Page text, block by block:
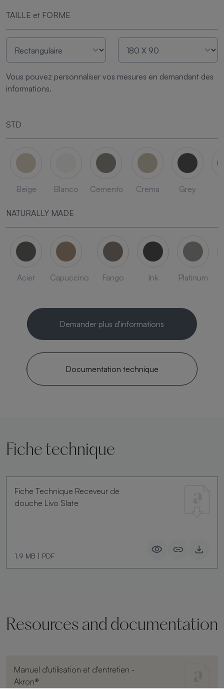
TAILLE et FORME
Vous pouvez personnaliser vos mesures en demandant des
informations.
STD
Beige Blanco Cemento Crema Grey
NATURALLY MADE
Acier Capuccino Fango Ink Platinum
Demander plus d'informations
Documentation technique
Fiche technique
Fiche Technique Receveur de
douche Livo Slate
1.9 MB | PDF
Resources and documentation
Manuel d'utilisation et d'entretien -
Akron®